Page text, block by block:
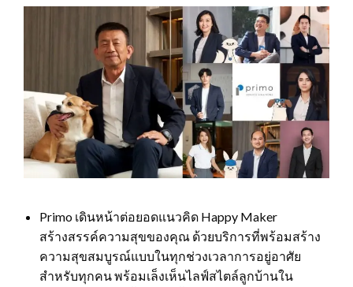
Primo เดินหน้าต่อยอดแนวคิด Happy Maker
สร้างสรรค์ความสุขของคุณ ด้วยบริการที่พร้อมสร้าง
ความสุขสมบูรณ์แบบในทุกช่วงเวลาการอยู่อาศัย
สำหรับทุกคน พร้อมเล็งเห็นไลฟ์สไตล์ลูกบ้านใน